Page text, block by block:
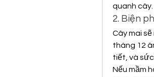
quanh cây.
2. Biện
Cây mai
tháng 12
tiết, và
Nếu mầm